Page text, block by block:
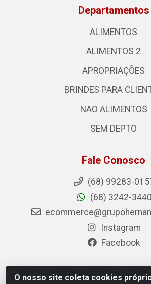
O nosso site coleta cookies
Departamentos
ALIMENTOS
ALIMENTOS 2
APROPRIAÇÕES
BRINDES PARA
NAO ALIMENTOS
SEM DEPTO
Fale Conosco
(68) 99283-
(68) 3242-3440
Instagram
Facebook